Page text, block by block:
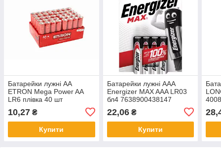
Батарейки лужні АА
ETRON Mega Power AA
LR6 плівка 40 шт
10,27 ₴
Купити
Батарейки лужні ААА
Energizer MAX AAA LR03
бл4 7638900438147
22,06₴
Купити